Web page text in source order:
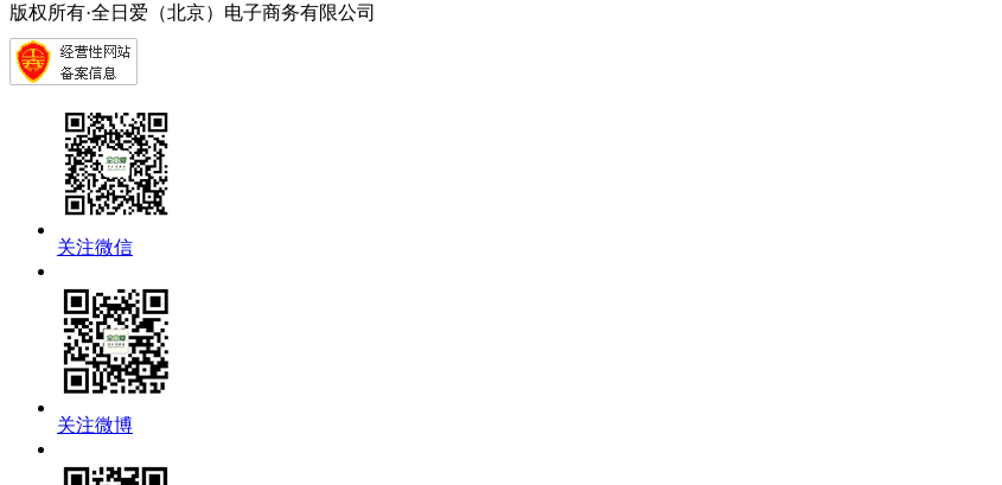
版权所有·全日爱（北京）电子商务有限公司
关注微信
关注微博